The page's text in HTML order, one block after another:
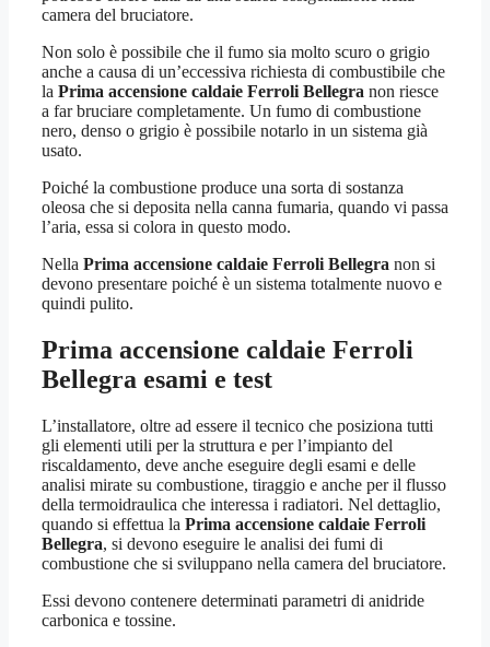
camera del bruciatore.
Non solo è possibile che il fumo sia molto scuro o grigio
anche a causa di un’eccessiva richiesta di combustibile che
la Prima accensione caldaie Ferroli Bellegra non riesce
a far bruciare completamente. Un fumo di combustione
nero, denso o grigio è possibile notarlo in un sistema già
usato.
Poiché la combustione produce una sorta di sostanza
oleosa che si deposita nella canna fumaria, quando vi passa
l’aria, essa si colora in questo modo.
Nella Prima accensione caldaie Ferroli Bellegra non si
devono presentare poiché è un sistema totalmente nuovo e
quindi pulito.
Prima accensione caldaie Ferroli
Bellegra esami e test
L’installatore, oltre ad essere il tecnico che posiziona tutti
gli elementi utili per la struttura e per l’impianto del
riscaldamento, deve anche eseguire degli esami e delle
analisi mirate su combustione, tiraggio e anche per il flusso
della termoidraulica che interessa i radiatori. Nel dettaglio,
quando si effettua la Prima accensione caldaie Ferroli
Bellegra, si devono eseguire le analisi dei fumi di
combustione che si sviluppano nella camera del bruciatore.
Essi devono contenere determinati parametri di anidride
carbonica e tossine.